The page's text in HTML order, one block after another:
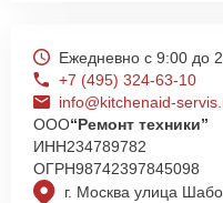
г. Москва улица
Ежедневно с 9:00 до
+7 (495) 324-63-10
info@kitchenaid-
ООО“Ремонт техники”
ИНН234789782
ОГРН98742397845098